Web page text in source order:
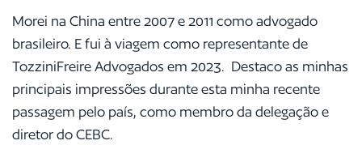
Morei na China entre 2007 e 2011 como advogado
brasileiro. E fui à viagem como representante de
TozziniFreire Advogados em 2023. Destaco as minhas
principais impressões durante esta minha recente
passagem pelo país, como membro da delegação e
diretor do CEBC.